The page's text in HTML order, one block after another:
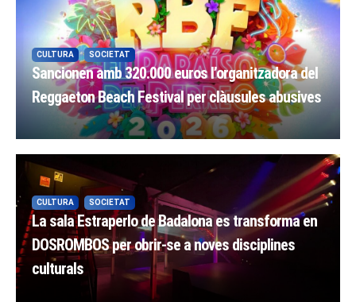
CULTURA SOCIETAT
Sancionen amb 320.000 euros l’organitzadora del
Reggaeton Beach Festival per clàusules abusives
CULTURA SOCIETAT
La sala Estraperlo de Badalona es transforma en
DOSROMBOS per obrir-se a noves disciplines
culturals